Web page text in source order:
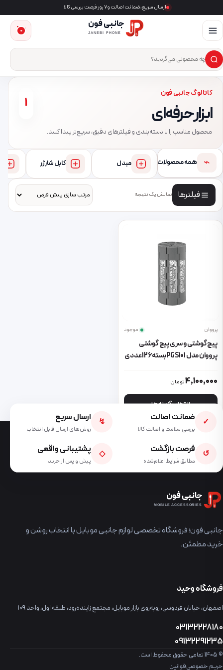
ارسال سریع، ضمانت اصالت و ۷ روز فرصت بررسی کالا
جانبی فون
JANEBI PHONE
جست‌وجوی محصول
×
0
کاتالوگ جانبی فون
ابزار حرفه‌ای
محصول مناسب را با دسته‌بندی و فیلترهای دقیق، سریع‌تر پیدا کنید.
1
⌁ همه محصولات مبدل کابل شارژر
فیلترها نمایش یک نتیجه
پرووان موجود
پیچ گوشتی و سری پیچ گوشتی
پرووان مدل PGS101 بسته 126 عددی
4,100,000تومان
انتخاب گزینه ها
این محصول دارای انواع مختلفی می باشد. گزینه ها ممکن است در
✓ ضمانت اصالت
بررسی سلامت و اصالت کالا
↯ ارسال سریع
روش‌های ارسال قابل انتخاب
↺ فرصت بازگشت
مطابق شرایط اعلام‌شده
◇ پشتیبانی واقعی
پیش و پس از خرید
جانبی فون
MOBILE ACCESSORIES
جانبی فون؛ فروشگاه تخصصی لوازم جانبی موبایل با انتخاب روشن و
خرید مطمئن.
فروشگاه وحید
اصفهان، خیابان فردوسی، روبه‌روی بازار موبایل، مجتمع زاینده‌رود، طبقه اول، واحد ۱۰۹
03132228180
09132291235
© 1405 تمامی حقوق محفوظ است.
حریم خصوصیقوانین